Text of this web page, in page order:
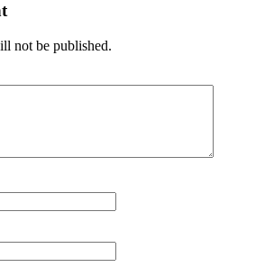
not be published.